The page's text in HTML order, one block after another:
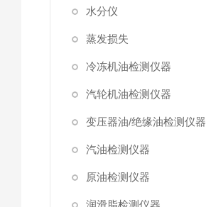
水分仪
蒸发损失
冷冻机油检测仪器
汽轮机油检测仪器
变压器油/绝缘油检测仪器
汽油检测仪器
原油检测仪器
润滑脂检测仪器